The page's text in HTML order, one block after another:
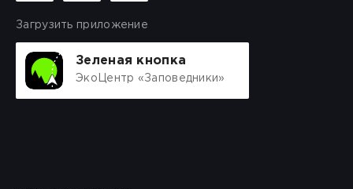
Загрузить приложение
Зеленая кнопка
ЭкоЦентр «Заповедники»